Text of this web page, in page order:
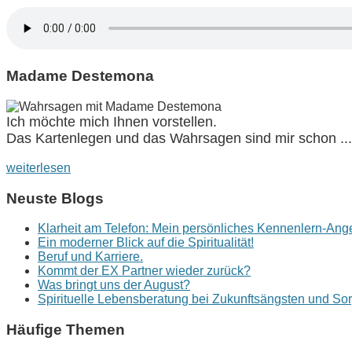
Madame Destemona
Ich möchte mich Ihnen vorstellen.
Das Kartenlegen und das Wahrsagen sind mir schon
weiterlesen
Neuste Blogs
Klarheit am Telefon: Mein persönliches Kennenlern-
Ein moderner Blick auf die Spiritualität!
Beruf und Karriere.
Kommt der EX Partner wieder zurück?
Was bringt uns der August?
Spirituelle Lebensberatung bei Zukunftsängsten und
Häufige Themen